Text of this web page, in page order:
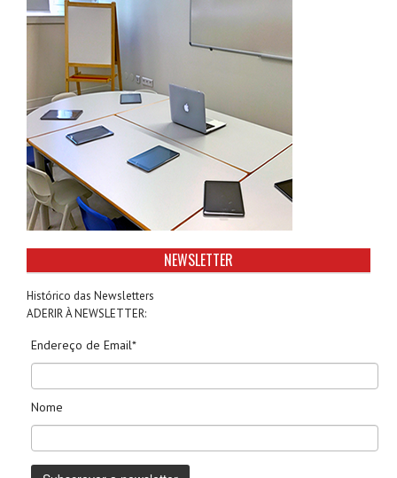
NEWSLETTER
Histórico das Newsletters
ADERIR À NEWSLETTER:
Endereço de Email*
Nome